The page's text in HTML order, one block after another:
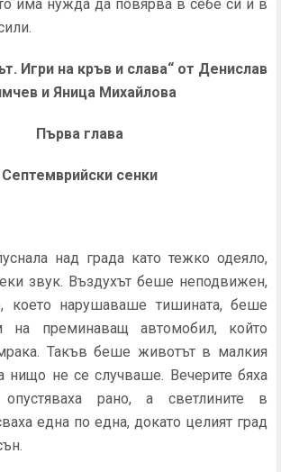
има нужда да повярва в себе си и в
Игри на кръв и слава“ от Денислав
и Яница Михайлова
Първа глава
Септемврийски сенки
над града като тежко одеяло,
звук. Въздухът беше неподвижен,
което нарушаваше тишината, беше
на премина­ващ автомобил, който
Такъв беше животът в малкия
нищо не се случваше. Вечерите бяха
опустяваха рано, а светлините в
една по една, докато целият град